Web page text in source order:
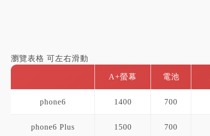
瀏覽表格 可左右滑動
A+螢幕 電池
phone6 1400 700
phone6 Plus 1500 700